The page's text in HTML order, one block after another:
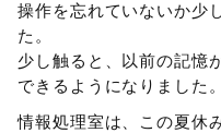
操作を忘れていないか少
た。
少し触ると、以前の記憶
できるようになりました。
情報処理室は、この夏休